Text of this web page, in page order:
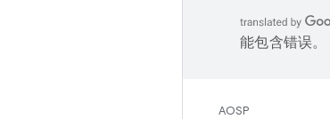
能包含错误。
AOSP